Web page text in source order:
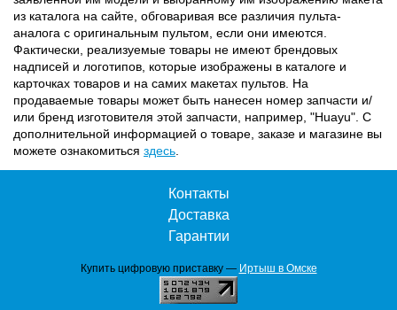
из каталога на сайте, обговаривая все различия пульта-
аналога с оригинальным пультом, если они имеются.
Фактически, реализуемые товары не имеют брендовых
надписей и логотипов, которые изображены в каталоге и
карточках товаров и на самих макетах пультов. На
продаваемые товары может быть нанесен номер запчасти и/
или бренд изготовителя этой запчасти, например, "Huayu". С
дополнительной информацией о товаре, заказе и магазине вы
можете ознакомиться здесь
Контакты
Доставка
Гарантии
Купить цифровую приставку — Иртыш в Омске